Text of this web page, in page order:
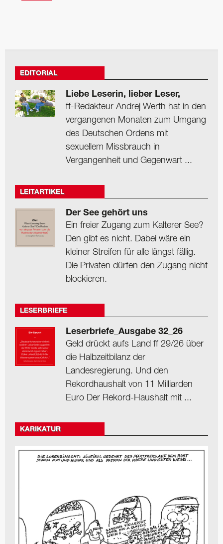
EDITORIAL
Liebe Leserin, lieber Leser,
ff-Redakteur Andrej Werth hat in den
vergangenen Monaten zum Umgang
des Deutschen Ordens mit
sexuellem Missbrauch in
Vergangenheit und Gegenwart ...
LEITARTIKEL
Der See gehört uns
Ein freier Zugang zum Kalterer See?
Den gibt es nicht. Dabei wäre ein
kleiner Streifen für alle längst fällig.
Die Privaten dürfen den Zugang nicht
blockieren.
LESERBRIEFE
Leserbriefe_Ausgabe 32_26
Geld drückt aufs Land ff 29/26 über
die Halbzeitbilanz der
Landesregierung. Und den
Rekordhaushalt von 11 Milliarden
Euro Der Rekord-Haushalt mit ...
KARIKATUR